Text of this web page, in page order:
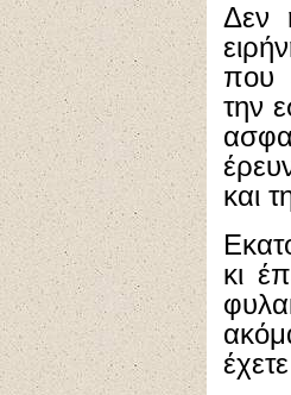
Δεν
που
την
και
κι